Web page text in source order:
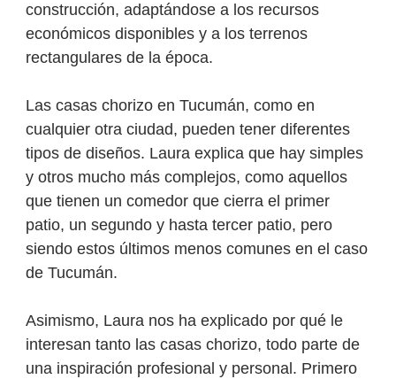
construcción, adaptándose a los recursos
económicos disponibles y a los terrenos
rectangulares de la época.
Las casas chorizo en Tucumán, como en
cualquier otra ciudad, pueden tener diferentes
tipos de diseños. Laura explica que hay simples
y otros mucho más complejos, como aquellos
que tienen un comedor que cierra el primer
patio, un segundo y hasta tercer patio, pero
siendo estos últimos menos comunes en el caso
de Tucumán.
Asimismo, Laura nos ha explicado por qué le
interesan tanto las casas chorizo, todo parte de
una inspiración profesional y personal. Primero